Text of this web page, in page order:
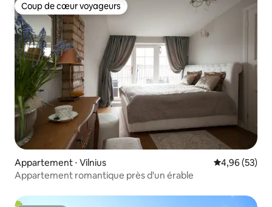
Coup de cœur voyageurs
Coup de cœur voyageurs
Appartement ⋅ Vilnius Évaluation
4,96 (53)
Appartement romantique près d'un érable